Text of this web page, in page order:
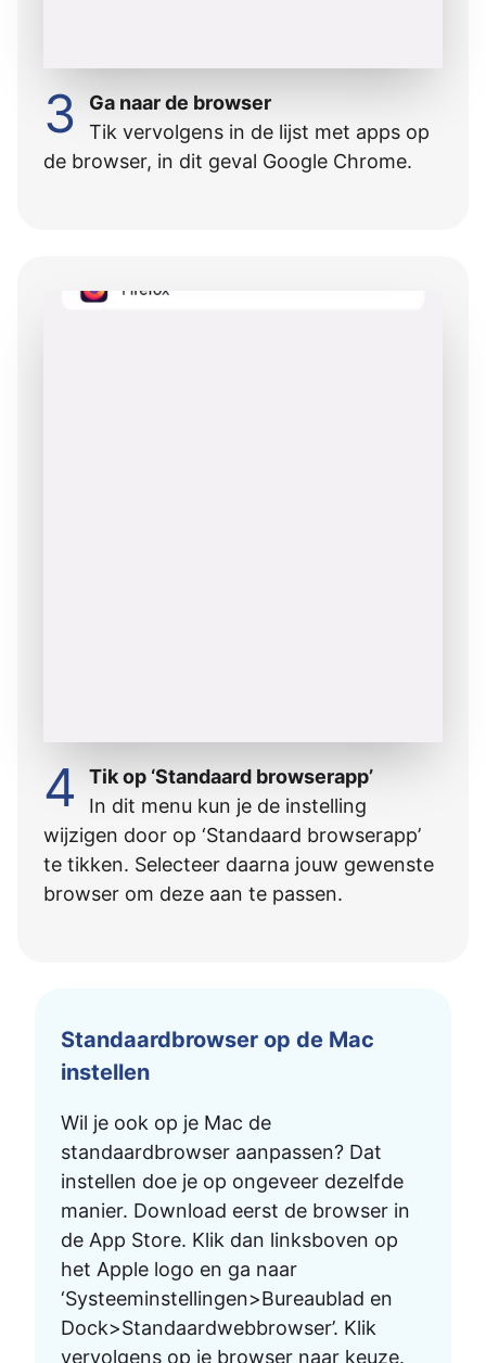
3
Ga naar de browser
Tik vervolgens in de lijst met apps op
de browser, in dit geval Google Chrome.
4
Tik op ‘Standaard browserapp’
In dit menu kun je de instelling
wijzigen door op ‘Standaard browserapp’
te tikken. Selecteer daarna jouw gewenste
browser om deze aan te passen.
Standaardbrowser op de Mac
instellen
Wil je ook op je Mac de
standaardbrowser aanpassen? Dat
instellen doe je op ongeveer dezelfde
manier. Download eerst de browser in
de App Store. Klik dan linksboven op
het Apple logo en ga naar
‘Systeeminstellingen>Bureaublad en
Dock>Standaardwebbrowser’. Klik
vervolgens op je browser naar keuze.